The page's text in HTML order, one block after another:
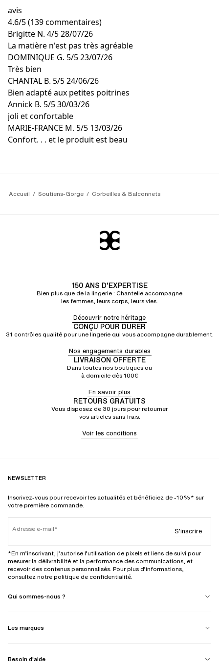
avis
4.6/5(139 commentaires)
Brigitte N. 4/528/07/26
La matière n'est pas très agréable
DOMINIQUE G. 5/523/07/26
Très bien
CHANTAL B. 5/524/06/26
Bien adapté aux petites poitrines
Annick B. 5/530/03/26
joli et confortable
MARIE-FRANCE M. 5/5 13/03/26
Confort. . . et le produit est beau
Accueil Soutiens-Gorge Corbeilles & Balconnets
150 ANS D'EXPERTISE
Bien plus que de la lingerie : Chantelle accompagne
les femmes, leurs corps, leurs vies.
Découvrir notre héritage
CONÇU POUR DURER
31 contrôles qualité pour une lingerie qui vous accompagne durablement.
Nos engagements durables
LIVRAISON OFFERTE
Dans toutes nos boutiques ou
à domicile dès 100€
En savoir plus
RETOURS GRATUITS
Vous disposez de 30 jours pour retourner
vos articles sans frais.
Voir les conditions
NEWSLETTER
Inscrivez-vous pour recevoir les actualités et bénéficiez de -10%* sur
votre première commande.
Adresse e-mail S'inscrire
*En m’inscrivant, j’autorise l’utilisation de pixels et liens de suivi pour
mesurer la délivrabilité et la performance des communications, et
recevoir des contenus personnalisés. Pour plus d’informations,
consultez notre politique de confidentialité.
Qui sommes-nous ?
Les marques
Besoin d'aide